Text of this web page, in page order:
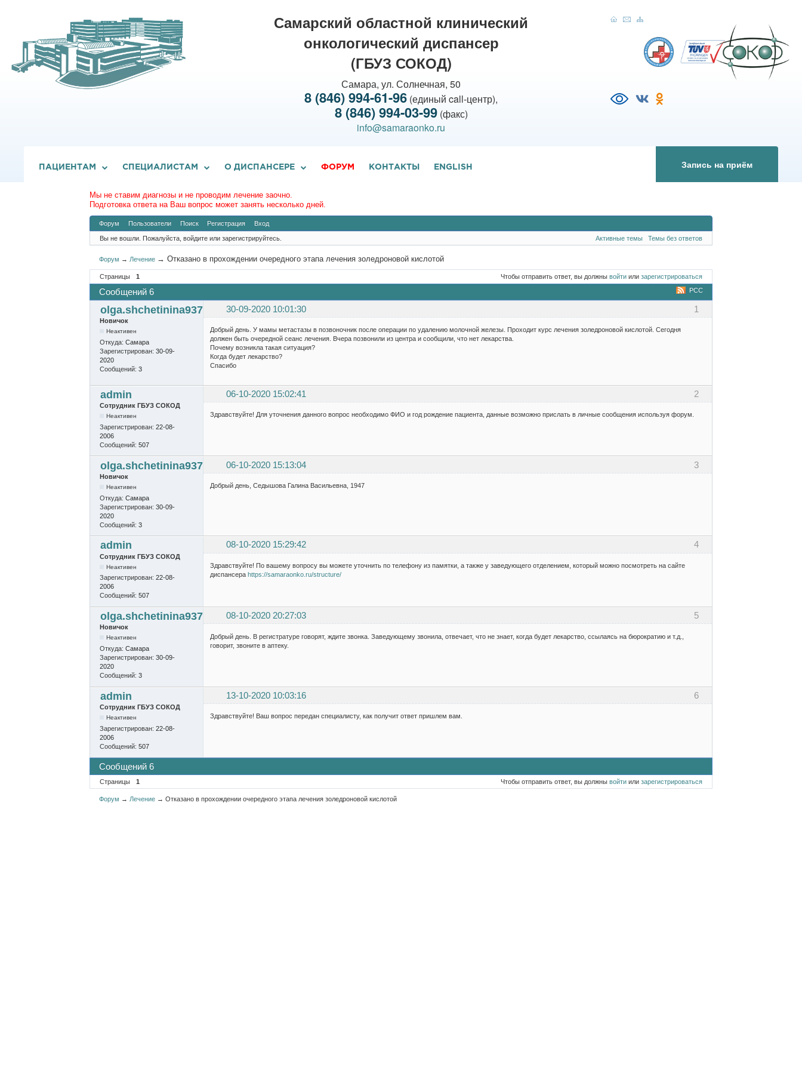
Самарский областной клинический
онкологический диспансер
(ГБУЗ СОКОД)
Самара, ул. Солнечная, 50
8 (846) 994-61-96 (единый call-центр),
8 (846) 994-03-99(факс)
info@samaraonko.ru
ПАЦИЕНТАМ СПЕЦИАЛИСТАМ О ДИСПАНСЕРЕ ФОРУМ КОНТАКТЫ ENGLISH Запись на приём
Мы не ставим диагнозы и не проводим лечение заочно.
Подготовка ответа на Ваш вопрос может занять несколько дней.
Форум Пользователи Поиск Регистрация Вход
Вы не вошли. Пожалуйста, войдите или зарегистрируйтесь. Активные темы Темы без ответов
Форум → Лечение →Отказано в прохождении очередного этапа лечения золедроновой кислотой
Страницы 1 Чтобы отправить ответ, вы должнывойти илизарегистрироваться
РСС
Сообщений 6
1
olga.shchetinina937 30-09-2020 10:01:30
Новичок
Неактивен
Откуда: Самара
Зарегистрирован: 30-09-
2020
Сообщений: 3
Добрый день. У мамы метастазы в позвоночник после операции по удалению молочной железы. Проходит курс лечения золедроновой кислотой. Сегодня
должен быть очередной сеанс лечения. Вчера позвонили из центра и сообщили, что нет лекарства.
Почему возникла такая ситуация?
Когда будет лекарство?
Спасибо
2
admin 06-10-2020 15:02:41
Сотрудник ГБУЗ СОКОД
Неактивен
Зарегистрирован: 22-08-
2006
Сообщений: 507
Здравствуйте! Для уточнения данного вопрос необходимо ФИО и год рождение пациента, данные возможно прислать в личные сообщения используя форум.
3
olga.shchetinina937 06-10-2020 15:13:04
Новичок
Неактивен
Откуда: Самара
Зарегистрирован: 30-09-
2020
Сообщений: 3
Добрый день, Седышова Галина Васильевна, 1947
4
admin 08-10-2020 15:29:42
Сотрудник ГБУЗ СОКОД
Неактивен
Зарегистрирован: 22-08-
2006
Сообщений: 507
Здравствуйте! По вашему вопросу вы можете уточнить по телефону из памятки, а также у заведующего отделением, который можно посмотреть на сайте
диспансера https://samaraonko.ru/structure/
5
olga.shchetinina937 08-10-2020 20:27:03
Новичок
Неактивен
Откуда: Самара
Зарегистрирован: 30-09-
2020
Сообщений: 3
Добрый день. В регистратуре говорят, ждите звонка. Заведующему звонила, отвечает, что не знает, когда будет лекарство, ссылаясь на бюрократию и т.д.,
говорит, звоните в аптеку.
6
admin 13-10-2020 10:03:16
Сотрудник ГБУЗ СОКОД
Неактивен
Зарегистрирован: 22-08-
2006
Сообщений: 507
Здравствуйте! Ваш вопрос передан специалисту, как получит ответ пришлем вам.
Сообщений 6
Страницы 1 Чтобы отправить ответ, вы должнывойти илизарегистрироваться
Форум → Лечение →Отказано в прохождении очередного этапа лечения золедроновой кислотой